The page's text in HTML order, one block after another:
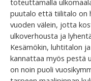
puutalo että tiilitalo on
vuoden välein, jotta
ulkoverhousta ja
Kesämökin, luhtitalon
kannattaa myös pestä
on noin puoli